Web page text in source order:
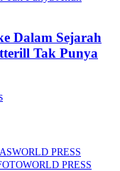
Dalam Sejarah
Tak Punya
WORLD PRESS
WORLD PRESS